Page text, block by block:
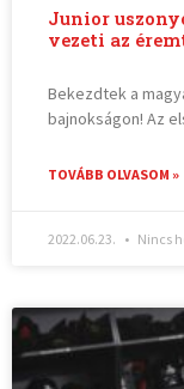
Junior
vezeti az
Bekezdtek a
bajnokságon! Az
TOVÁBB OLVASOM »
2022.06.23. Nincs